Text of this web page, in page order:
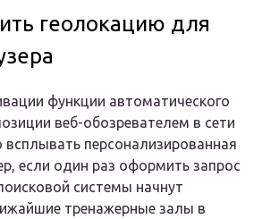
геолокацию для
функции автоматического
веб-обозревателем в сети
персонализированная
если один раз оформить запрос
системы начнут
тренажерные залы в